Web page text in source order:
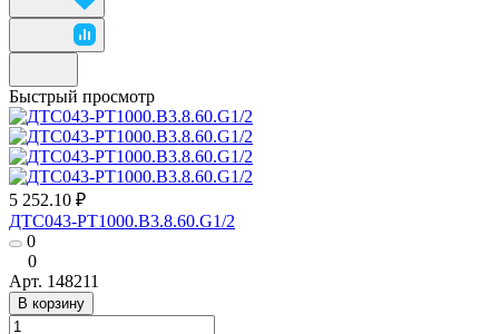
Быстрый просмотр
5 252.10 ₽
ДТС043-РТ1000.В3.8.60.G1/2
0
0
Арт. 148211
В корзину